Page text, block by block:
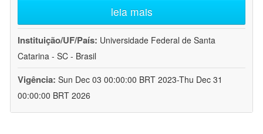
leia mais
Instituição/UF/País: Universidade Federal de Santa
Catarina - SC - Brasil
Vigência: Sun Dec 03 00:00:00 BRT 2023-Thu Dec 31
00:00:00 BRT 2026